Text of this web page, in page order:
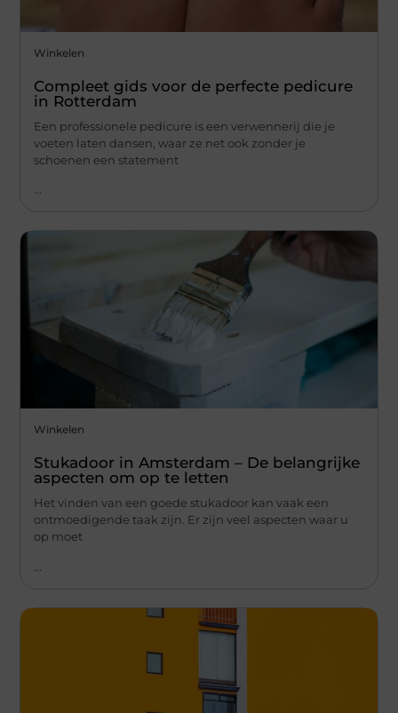
Winkelen
Compleet gids voor de perfecte pedicure
in Rotterdam
Een professionele pedicure is een verwennerij die je
voeten laten dansen, waar ze net ook zonder je
schoenen een statement
...
Winkelen
Stukadoor in Amsterdam – De belangrijke
aspecten om op te letten
Het vinden van een goede stukadoor kan vaak een
ontmoedigende taak zijn. Er zijn veel aspecten waar u
op moet